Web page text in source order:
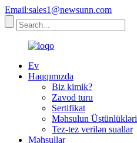
Email:sales1@newsunn.com
Ev
Haqqımızda
Biz kimik?
Zavod turu
Sertifikat
Məhsulun Üstünlükləri
Tez-tez verilən suallar
Məhsullar